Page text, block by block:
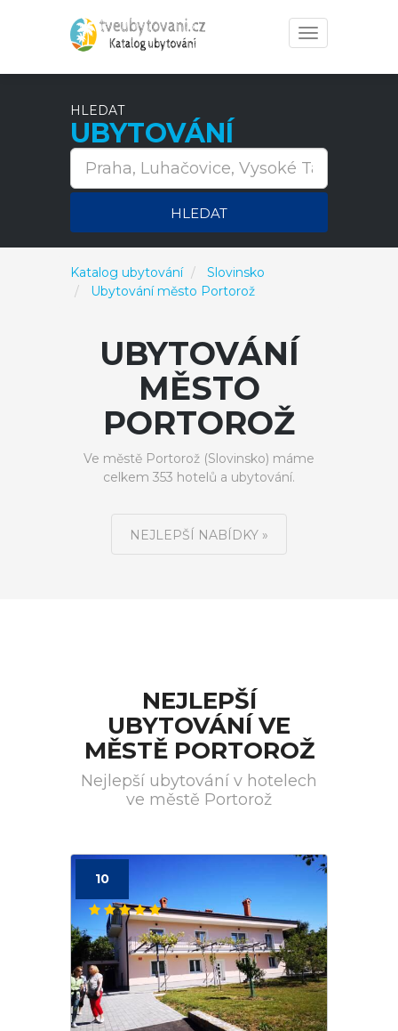
Toggle
navigation
HLEDAT
UBYTOVÁNÍ
HLEDAT
Katalog ubytování
Slovinsko
Ubytování město Portorož
UBYTOVÁNÍ
MĚSTO
PORTOROŽ
Ve městě Portorož (Slovinsko) máme
celkem 353 hotelů a ubytování.
NEJLEPŠÍ NABÍDKY »
NEJLEPŠÍ
UBYTOVÁNÍ VE
MĚSTĚ PORTOROŽ
Nejlepší ubytování v hotelech
ve městě Portorož
10